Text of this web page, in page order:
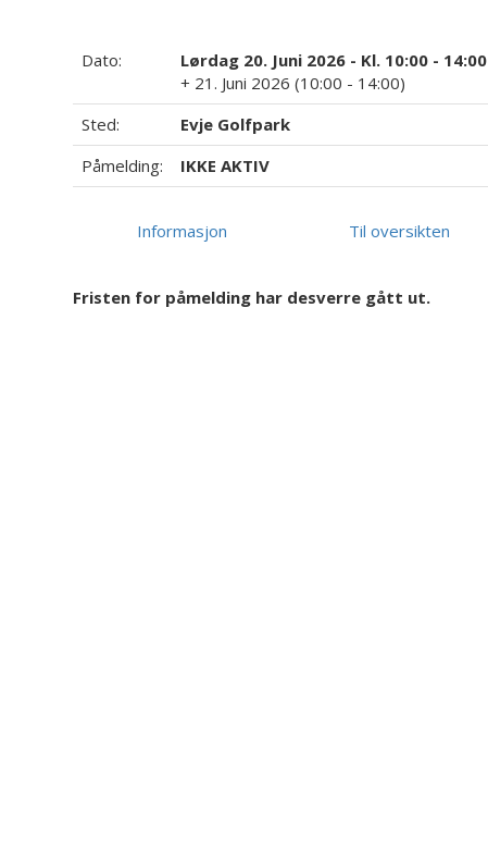
Dato:
Lørdag 20. Juni 2026 - Kl. 10:00 - 14:00
+ 21. Juni 2026 (10:00 - 14:00)
Sted:
Evje Golfpark
Påmelding:
IKKE AKTIV
Informasjon Til oversikten
Fristen for påmelding har desverre gått ut.